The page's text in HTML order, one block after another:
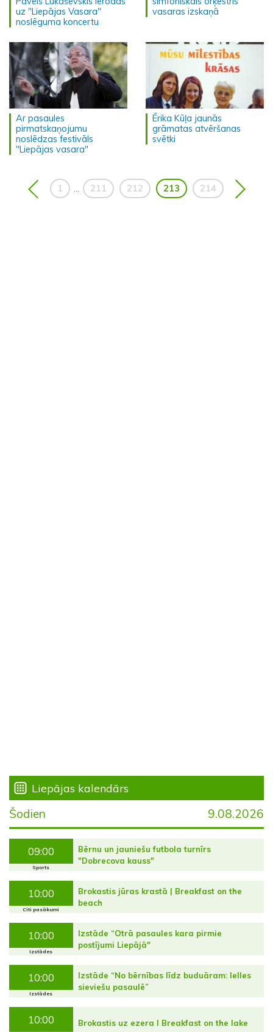
uz "Liepājas Vasara"
noslēguma koncertu
vasaras izskaņā
Ar pasaules
pirmatskaņojumu
noslēdzas festivāls
"Liepājas vasara"
Ērika Kūļa jaunās
grāmatas atvēršanas
svētki
1 211 212 213 214
Liepājas kalendārs
Šodien 9.08.2026
09:00
Sports
Bērnu un jauniešu futbola turnīrs
"Dobrecova kauss"
10:00
Citi pasākumi
Brokastis jūras krastā | Breakfast on the
beach
10:00
Izstādes
Izstāde “Otrā pasaules kara pirmie
postījumi Liepājā"
10:00
Izstādes
Izstāde “No bērnības līdz buduāram: lelles
sieviešu pasaulē”
10:00 Brokastis uz ezera I Breakfast on the lake